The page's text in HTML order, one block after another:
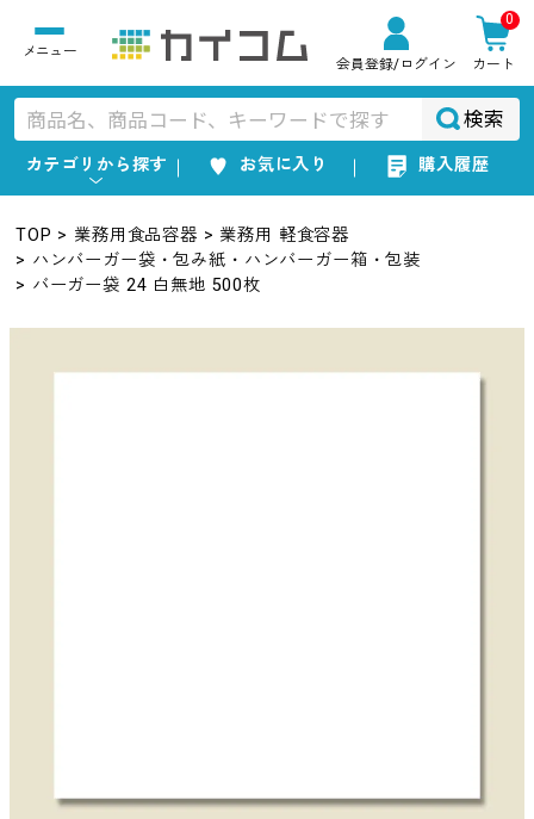
会員登録/ログイン
0
カート
検索
カテゴリから探す お気に入り 購入履歴
TOP 業務用食品容器
業務用 軽食容器
ハンバーガー袋・包み紙・ハンバーガー箱・包装
バーガー袋 24 白無地 500枚